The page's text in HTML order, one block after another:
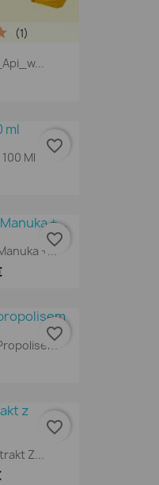
(1)
Ml
favorite_border
+...
favorite_border
favorite_border
Z...
favorite_border